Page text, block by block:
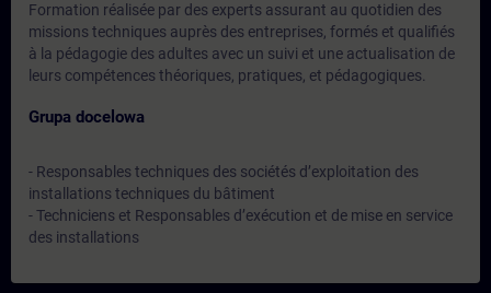
Formation réalisée par des experts assurant au quotidien des
missions techniques auprès des entreprises, formés et qualifiés
à la pédagogie des adultes avec un suivi et une actualisation de
leurs compétences théoriques, pratiques, et pédagogiques.
Grupa docelowa
- Responsables techniques des sociétés d’exploitation des
installations techniques du bâtiment
- Techniciens et Responsables d’exécution et de mise en service
des installations